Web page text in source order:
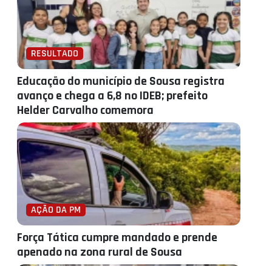
RESULTADO
Educação do município de Sousa registra
avanço e chega a 6,8 no IDEB; prefeito
Helder Carvalho comemora
AÇÃO DA PM
Força Tática cumpre mandado e prende
apenado na zona rural de Sousa